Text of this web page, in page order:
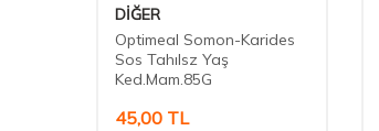
DİĞER
Optimeal Somon-Karides
Sos Tahılsz Yaş
Ked.Mam.85G
45,00 TL